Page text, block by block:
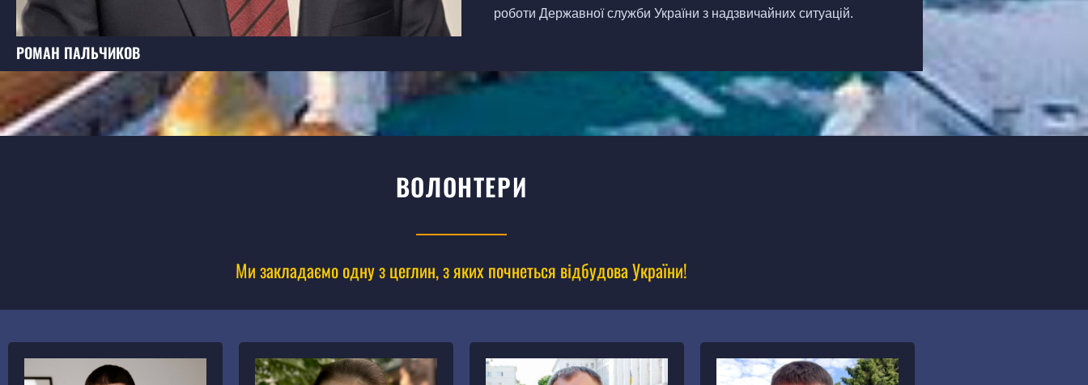
РОМАН ПАЛЬЧИКОВ
роботи Державної служби України з надзвичайних ситуацій.
ВОЛОНТЕРИ
Ми закладаємо одну з цеглин, з яких почнеться відбудова України!